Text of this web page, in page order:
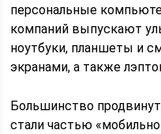
персональные
компаний выпускают
ноутбуки, планшеты и
экранами, а также
Большинство
стали частью